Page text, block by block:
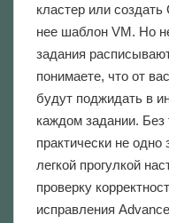
кластер или создать
нее шаблон VM. Но
задания
понимаете, что от
будут поджидать в
каждом задании. Без
практически не
легкой прогулкой
проверку
исправления